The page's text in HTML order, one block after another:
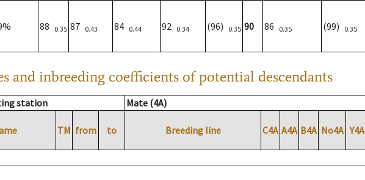
88 0.35 87 0.43 84 0.44 92 0.34 (96) 0.35 90 86 0.35 (99) 0.35
and inbreeding coefficients of potential descendants
station Mate (4A)
TM from to Breeding line C4A A4A B4A No4A Y4A